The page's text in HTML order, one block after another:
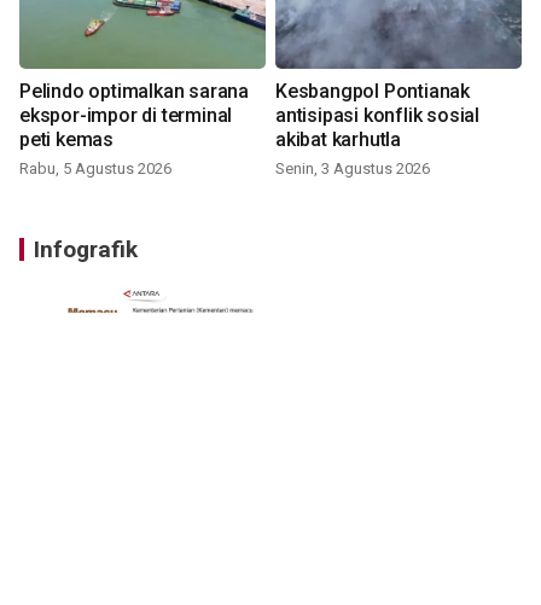
Pelindo optimalkan sarana
ekspor-impor di terminal
peti kemas
Rabu, 5 Agustus 2026
Kesbangpol Pontianak
antisipasi konflik sosial
akibat karhutla
Senin, 3 Agustus 2026
Infografik